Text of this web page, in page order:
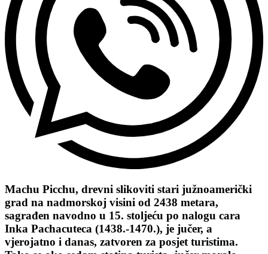
Machu Picchu, drevni slikoviti stari južnoamerički
grad na nadmorskoj visini od 2438 metara,
sagrađen navodno u 15. stoljeću po nalogu cara
Inka Pachacuteca (1438.-1470.), je jučer, a
vjerojatno i danas, zatvoren za posjet turistima.